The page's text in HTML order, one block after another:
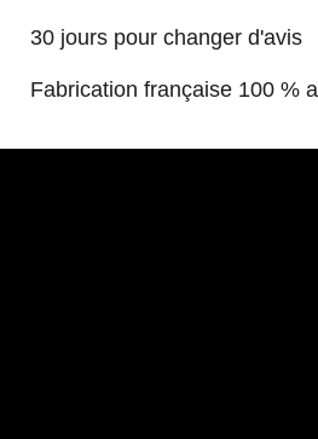
30 jours pour changer d'avis
Fabrication française 100 %